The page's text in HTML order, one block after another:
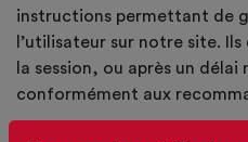
instructions permettant de
l’utilisateur sur notre site.
la session, ou après un délai
conformément aux